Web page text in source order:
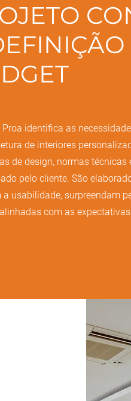
Proa identifica as
de interiores
de design, normas técnicas
pelo cliente. São
a usabilidade, surpreendam
com as